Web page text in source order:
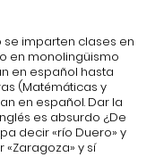
se imparten clases en
en monolingüismo
en español hasta
(Matémáticas y
en español. Dar la
es absurdo ¿De
decir «río Duero» y
«Zaragoza» y sí